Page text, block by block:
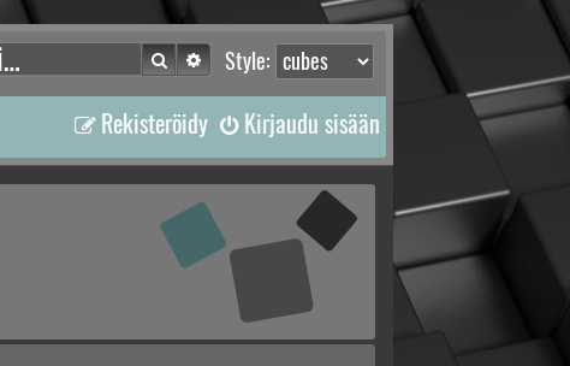
Style:
Etsi Tarkennettu haku
Kirjaudu sisään
Rekisteröidy